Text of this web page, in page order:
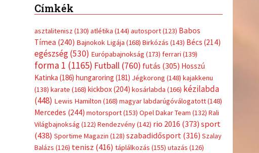
Címkék
asztalitenisz (130) atlétika (144) autosport(123) Babos
Tímea (240) Bajnokok Ligája (168) Birkózás (143) Bécs (214)
egészség(530) Európabajnokság (173) ferrari (139)
forma 1 (1165) Futball(760) futás (305) Hosszú
Katinka (186) hungaroring (181) Jégkorong (148) kajakkenu
(138) karate (168) kickbox(204) kosárlabda (166) kézilabda
(448) Lewis Hamilton (168) magyar labdarúgóválogatott(148)
Mercedes (244) motorsport(153) Opel Dakar Team (132) Rali
Világbajnokság (122) Rendezvény(142) rio 2016 (373) sport
(438) Sportime Magazin (128) szabadidősport (316) Szalay
Balázs (126) tenisz (416) táplálkozás (155) utazás (126)